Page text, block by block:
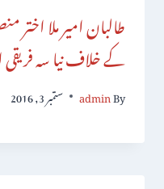
طالبان امیر ملا
کے خلاف نیا سہ فریقی
By
admin ستمبر 3, 2016